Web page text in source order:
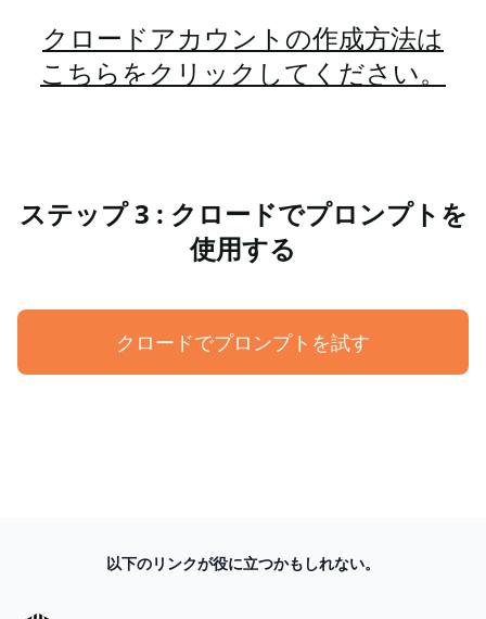
クロードアカウントの作成方法は
こちらをクリックしてください。
ステップ 3 : クロードでプロンプトを
使用する
クロードでプロンプトを試す
以下のリンクが役に立つかもしれない。